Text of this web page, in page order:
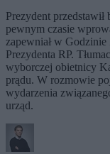
Prezydent przedstawił
pewnym czasie
zapewniał w Godzinie
Prezydenta RP.
wyborczej obietnicy
prądu. W rozmowie
wydarzenia
urząd.